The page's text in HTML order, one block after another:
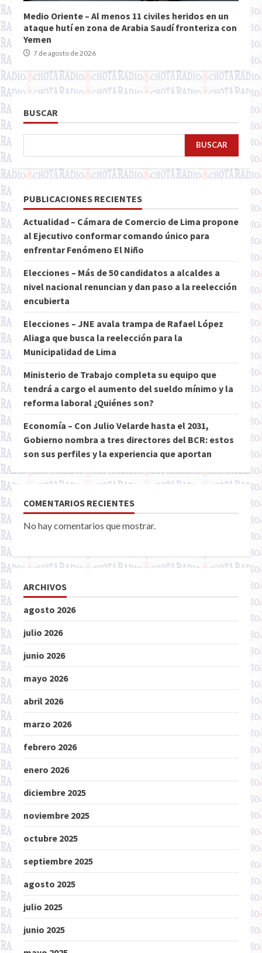
Medio Oriente – Al menos 11 civiles heridos en un
ataque hutí en zona de Arabia Saudí fronteriza con
Yemen
7 de agosto de 2026
BUSCAR
BUSCAR
PUBLICACIONES RECIENTES
Actualidad – Cámara de Comercio de Lima propone
al Ejecutivo conformar comando único para
enfrentar Fenómeno El Niño
Elecciones – Más de 50 candidatos a alcaldes a
nivel nacional renuncian y dan paso a la reelección
encubierta
Elecciones – JNE avala trampa de Rafael López
Aliaga que busca la reelección para la
Municipalidad de Lima
Ministerio de Trabajo completa su equipo que
tendrá a cargo el aumento del sueldo mínimo y la
reforma laboral ¿Quiénes son?
Economía – Con Julio Velarde hasta el 2031,
Gobierno nombra a tres directores del BCR: estos
son sus perfiles y la experiencia que aportan
COMENTARIOS RECIENTES
No hay comentarios que mostrar.
ARCHIVOS
agosto 2026
julio 2026
junio 2026
mayo 2026
abril 2026
marzo 2026
febrero 2026
enero 2026
diciembre 2025
noviembre 2025
octubre 2025
septiembre 2025
agosto 2025
julio 2025
junio 2025